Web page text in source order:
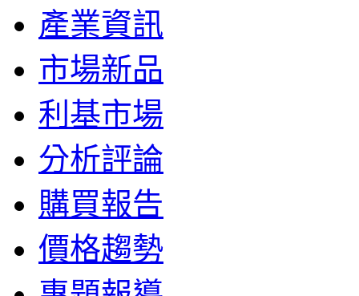
產業資訊
市場新品
利基市場
分析評論
購買報告
價格趨勢